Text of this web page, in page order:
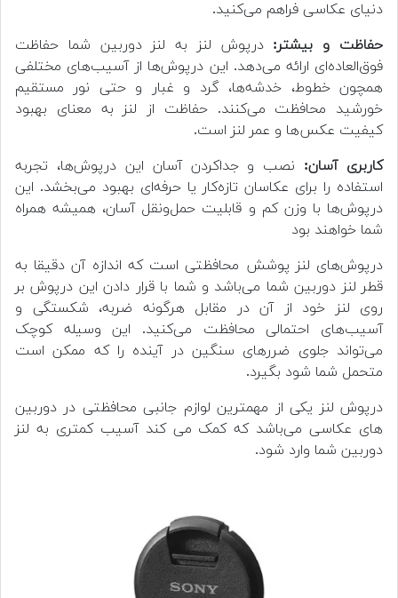
دنیای عکاسی فراهم می‌کنید.
حفاظت و بیشتر: درپوش لنز به لنز دوربین شما حفاظت
فوق‌العاده‌ای ارائه می‌دهد. این درپوش‌ها از آسیب‌های مختلفی
همچون خطوط، خدشه‌ها، گرد و غبار و حتی نور مستقیم
خورشید محافظت می‌کنند. حفاظت از لنز به معنای بهبود
کیفیت عکس‌ها و عمر لنز است.
کاربری آسان: نصب و جداکردن آسان این درپوش‌ها، تجربه
استفاده را برای عکاسان تازه‌کار یا حرفه‌ای بهبود می‌بخشد. این
درپوش‌ها با وزن کم و قابلیت حمل‌ونقل آسان، همیشه همراه
شما خواهند بود
درپوش‌های لنز پوشش محافظتی است که اندازه آن دقیقا به
قطر لنز دوربین شما می‌باشد و شما با قرار دادن این درپوش بر
روی لنز خود از آن در مقابل هرگونه ضربه، شکستگی و
آسیب‌های احتمالی محافظت می‌کنید. این وسیله کوچک
می‌تواند جلوی ضرر‌های سنگین در آینده را که ممکن است
متحمل شما شود بگیرد.
درپوش لنز یکی از مهمترین لوازم جانبی محافظتی در دوربین
های عکاسی می‌باشد که کمک می کند آسیب کمتری به لنز
دوربین شما وارد شود.